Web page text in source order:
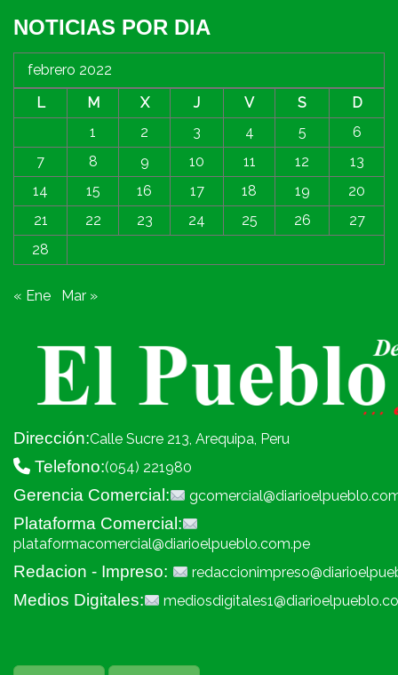
NOTICIAS POR DIA
febrero 2022
L
M X J V S
D
1
2 3 4 5
6
7
8 9 10 11 12
13
14
15 16 17 18 19
20
21
22 23 24 25 26
27
28
« Ene Mar »
Dirección:Calle Sucre 213, Arequipa, Peru
Telefono:(054) 221980
Gerencia Comercial:
Plataforma Comercial:
plataformacomercial@diarioelpueblo.com.pe
Redacion - Impreso:
Medios Digitales: